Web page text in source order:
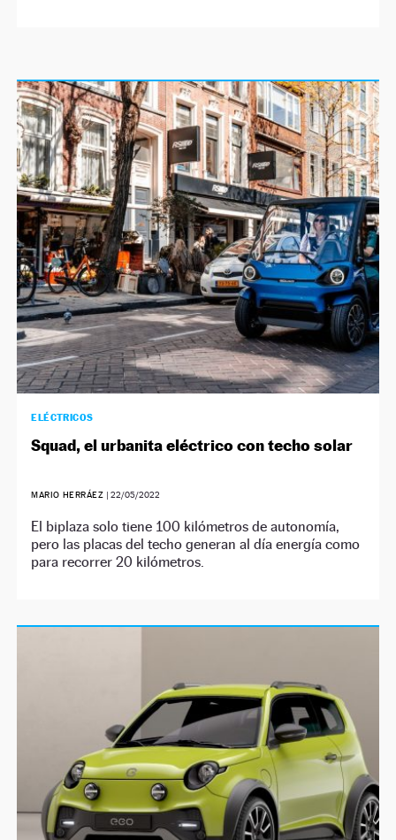
ELÉCTRICOS
Squad, el urbanita eléctrico con techo solar
MARIO HERRÁEZ | 22/05/2022
El biplaza solo tiene 100 kilómetros de autonomía,
pero las placas del techo generan al día energía como
para recorrer 20 kilómetros.